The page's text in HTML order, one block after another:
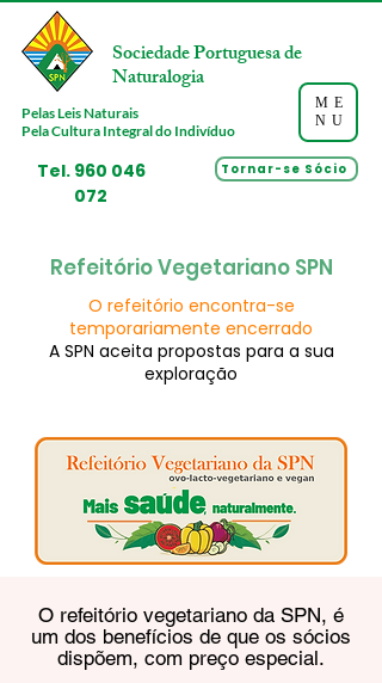
ME
NU
Tel. 960 046
072
Sociedade Portuguesa de
Naturalogia
Pelas Leis Naturais
Pela Cultura Integral do Indivíduo
Tornar-se Sócio
Refeitório Vegetariano SPN
O refeitório encontra-se
temporariamente encerrado
A SPN aceita propostas para a sua
exploração
O refeitório vegetariano da SPN, é
um dos benefícios de que os sócios
dispõem, com preço especial.​